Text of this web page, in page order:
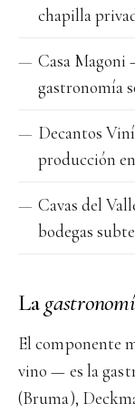
chapilla
Casa Magoni
gastronomía
Decantos
producción
Cavas del
bodegas
La
El componente
vino — es la
(Bruma),